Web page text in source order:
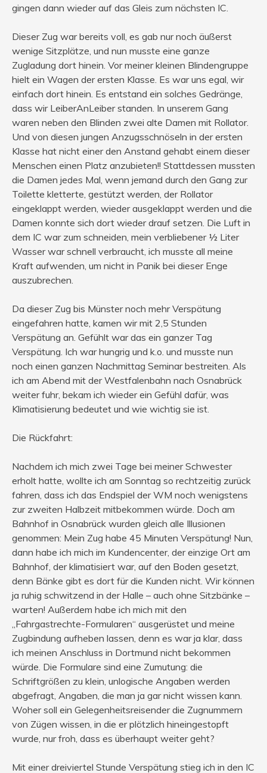
gingen dann wieder auf das Gleis zum nächsten IC.
Dieser Zug war bereits voll, es gab nur noch äußerst
wenige Sitzplätze, und nun musste eine ganze
Zugladung dort hinein. Vor meiner kleinen Blindengruppe
hielt ein Wagen der ersten Klasse. Es war uns egal, wir
einfach dort hinein. Es entstand ein solches Gedränge,
dass wir LeiberAnLeiber standen. In unserem Gang
waren neben den Blinden zwei alte Damen mit Rollator.
Und von diesen jungen Anzugsschnöseln in der ersten
Klasse hat nicht einer den Anstand gehabt einem dieser
Menschen einen Platz anzubieten!! Stattdessen mussten
die Damen jedes Mal, wenn jemand durch den Gang zur
Toilette kletterte, gestützt werden, der Rollator
eingeklappt werden, wieder ausgeklappt werden und die
Damen konnte sich dort wieder drauf setzen. Die Luft in
dem IC war zum schneiden, mein verbliebener ½ Liter
Wasser war schnell verbraucht, ich musste all meine
Kraft aufwenden, um nicht in Panik bei dieser Enge
auszubrechen.
Da dieser Zug bis Münster noch mehr Verspätung
eingefahren hatte, kamen wir mit 2,5 Stunden
Verspätung an. Gefühlt war das ein ganzer Tag
Verspätung. Ich war hungrig und k.o. und musste nun
noch einen ganzen Nachmittag Seminar bestreiten. Als
ich am Abend mit der Westfalenbahn nach Osnabrück
weiter fuhr, bekam ich wieder ein Gefühl dafür, was
Klimatisierung bedeutet und wie wichtig sie ist.
Die Rückfahrt:
Nachdem ich mich zwei Tage bei meiner Schwester
erholt hatte, wollte ich am Sonntag so rechtzeitig zurück
fahren, dass ich das Endspiel der WM noch wenigstens
zur zweiten Halbzeit mitbekommen würde. Doch am
Bahnhof in Osnabrück wurden gleich alle Illusionen
genommen: Mein Zug habe 45 Minuten Verspätung! Nun,
dann habe ich mich im Kundencenter, der einzige Ort am
Bahnhof, der klimatisiert war, auf den Boden gesetzt,
denn Bänke gibt es dort für die Kunden nicht. Wir können
ja ruhig schwitzend in der Halle – auch ohne Sitzbänke –
warten! Außerdem habe ich mich mit den
„Fahrgastrechte-Formularen“ ausgerüstet und meine
Zugbindung aufheben lassen, denn es war ja klar, dass
ich meinen Anschluss in Dortmund nicht bekommen
würde. Die Formulare sind eine Zumutung: die
Schriftgrößen zu klein, unlogische Angaben werden
abgefragt, Angaben, die man ja gar nicht wissen kann.
Woher soll ein Gelegenheitsreisender die Zugnummern
von Zügen wissen, in die er plötzlich hineingestopft
wurde, nur froh, dass es überhaupt weiter geht?
Mit einer dreiviertel Stunde Verspätung stieg ich in den IC